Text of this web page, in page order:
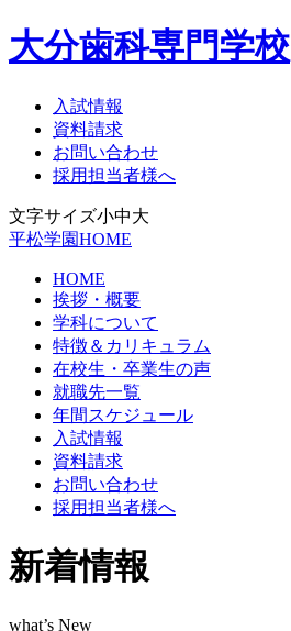
大分歯科専門学校
入試情報
資料請求
お問い合わせ
採用担当者様へ
文字サイズ小中大
平松学園HOME
HOME
挨拶・概要
学科について
特徴＆カリキュラム
在校生・卒業生の声
就職先一覧
年間スケジュール
入試情報
資料請求
お問い合わせ
採用担当者様へ
新着情報
what’s New